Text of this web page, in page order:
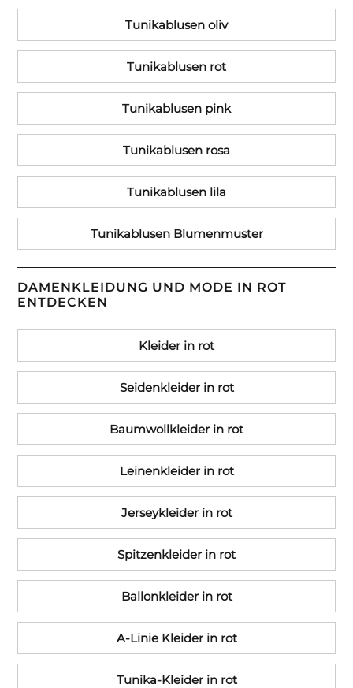
Tunikablusen oliv
Tunikablusen rot
Tunikablusen pink
Tunikablusen rosa
Tunikablusen lila
Tunikablusen Blumenmuster
DAMENKLEIDUNG UND MODE IN ROT
ENTDECKEN
Kleider in rot
Seidenkleider in rot
Baumwollkleider in rot
Leinenkleider in rot
Jerseykleider in rot
Spitzenkleider in rot
Ballonkleider in rot
A-Linie Kleider in rot
Tunika-Kleider in rot